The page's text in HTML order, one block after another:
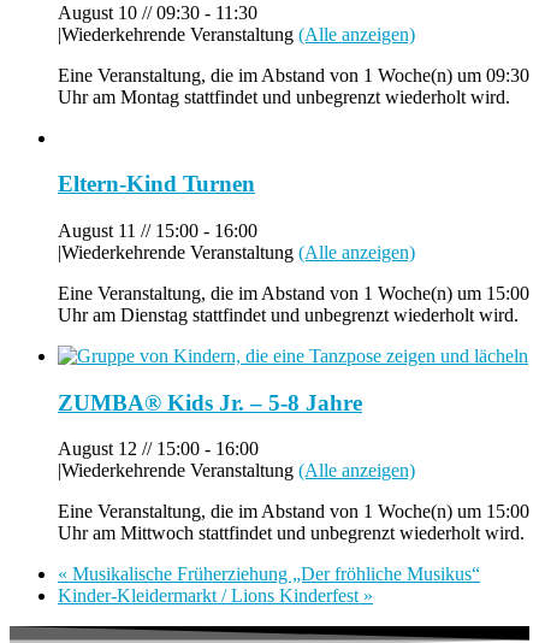
August 10 // 09:30 - 11:30
|Wiederkehrende Veranstaltung (Alle anzeigen)
Eine Veranstaltung, die im Abstand von 1 Woche(n) um 09:30
Uhr am Montag stattfindet und unbegrenzt wiederholt wird.
Eltern-Kind Turnen
August 11 // 15:00 - 16:00
|Wiederkehrende Veranstaltung (Alle anzeigen)
Eine Veranstaltung, die im Abstand von 1 Woche(n) um 15:00
Uhr am Dienstag stattfindet und unbegrenzt wiederholt wird.
ZUMBA® Kids Jr. – 5-8 Jahre
August 12 // 15:00 - 16:00
|Wiederkehrende Veranstaltung (Alle anzeigen)
Eine Veranstaltung, die im Abstand von 1 Woche(n) um 15:00
Uhr am Mittwoch stattfindet und unbegrenzt wiederholt wird.
« Musikalische Früherziehung „Der fröhliche Musikus“
Kinder-Kleidermarkt / Lions Kinderfest »